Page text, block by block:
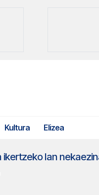
Kultura Elizea